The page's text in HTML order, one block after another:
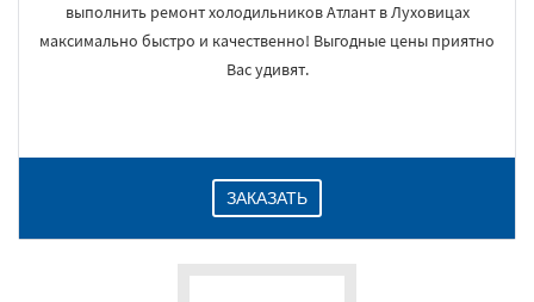
выполнить ремонт холодильников Атлант в Луховицах
максимально быстро и качественно! Выгодные цены приятно
Вас удивят.
ЗАКАЗАТЬ